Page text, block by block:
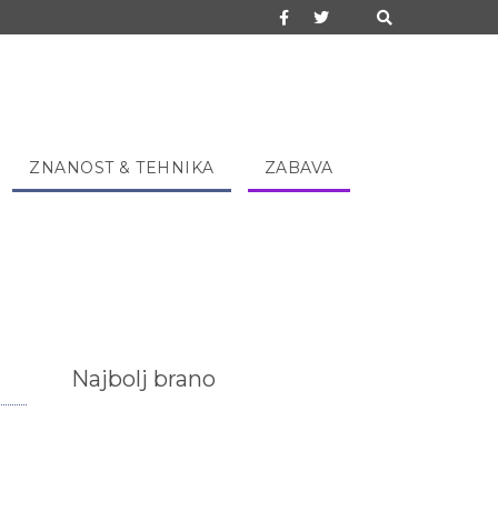
ZNANOST & TEHNIKA ZABAVA
Najbolj brano